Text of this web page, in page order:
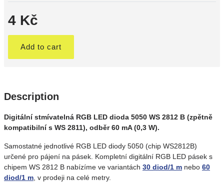
4 Kč
Add to cart
Description
Digitální stmívatelná RGB LED dioda 5050 WS 2812 B (zpětně
kompatibilní s WS 2811), odběr 60 mA (0,3 W).
Samostatné jednotlivé RGB LED diody 5050 (chip WS2812B)
určené pro pájení na pásek. Kompletní digitální RGB LED pásek s
chipem WS 2812 B nabízíme ve variantách 30 diod/1 m nebo 60
diod/1 m , v prodeji na celé metry.